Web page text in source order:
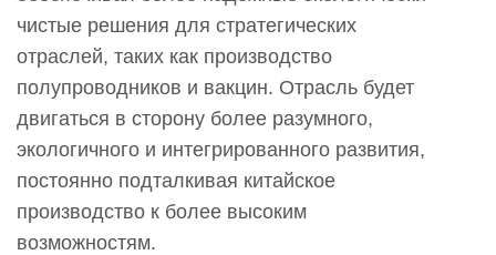
чистые решения для стратегических
отраслей, таких как производство
полупроводников и вакцин. Отрасль будет
двигаться в сторону более разумного,
экологичного и интегрированного развития,
постоянно подталкивая китайское
производство к более высоким
возможностям.